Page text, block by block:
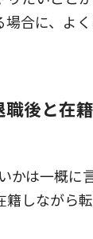
場合に、よ
後と在
かは一概に
籍しながら